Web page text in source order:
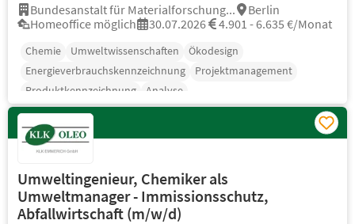
Bundesanstalt für Materialforschung...
Berlin
Homeoffice möglich
30.07.2026 4.901 - 6.635 €/Monat
Chemie Umweltwissenschaften
Ökodesign
Energieverbrauchskennzeichnung
Projektmanagement
Produktkennzeichnung
Analyse
Umweltingenieur, Chemiker als
Umweltmanager - Immissionsschutz,
Abfallwirtschaft (m/w/d)